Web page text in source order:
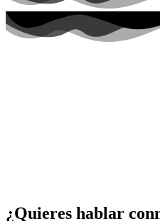
¿Quieres hablar